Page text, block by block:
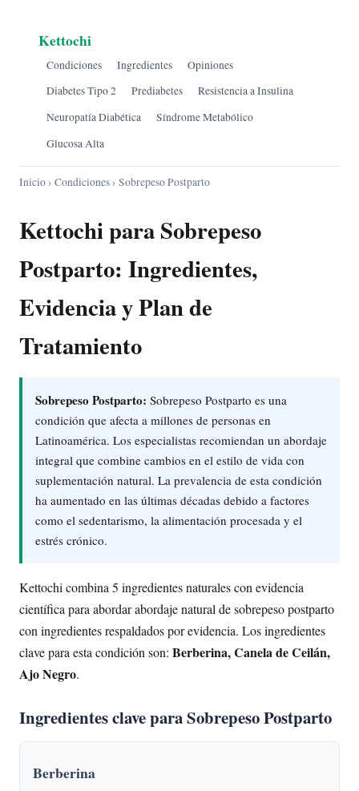
Kettochi
Condiciones Ingredientes
Opiniones
Diabetes Tipo 2
Prediabetes
Resistencia a Insulina
Neuropatía Diabética
Síndrome Metabólico
Glucosa Alta
Inicio› Condiciones› Sobrepeso Postparto
Kettochi para Sobrepeso
Postparto: Ingredientes,
Evidencia y Plan de
Tratamiento
Sobrepeso Postparto: Sobrepeso Postparto es una
condición que afecta a millones de personas en
Latinoamérica. Los especialistas recomiendan un abordaje
integral que combine cambios en el estilo de vida con
suplementación natural. La prevalencia de esta condición
ha aumentado en las últimas décadas debido a factores
como el sedentarismo, la alimentación procesada y el
estrés crónico.
Kettochi combina 5 ingredientes naturales con evidencia
científica para abordar abordaje natural de sobrepeso postparto
con ingredientes respaldados por evidencia. Los ingredientes
clave para esta condición son: Berberina, Canela de Ceilán,
Ajo Negro.
Ingredientes clave para Sobrepeso Postparto
Berberina